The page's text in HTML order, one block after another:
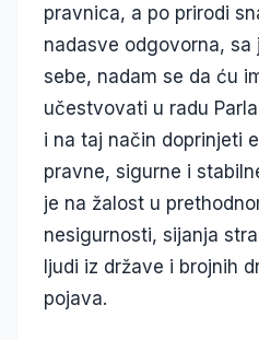
pravnica, a po prirodi
nadasve odgovorna, sa
sebe, nadam se da ću
učestvovati u radu
i na taj način doprinjeti
pravne, sigurne i
je na žalost u
nesigurnosti, sijanja
ljudi iz države i brojnih
pojava.